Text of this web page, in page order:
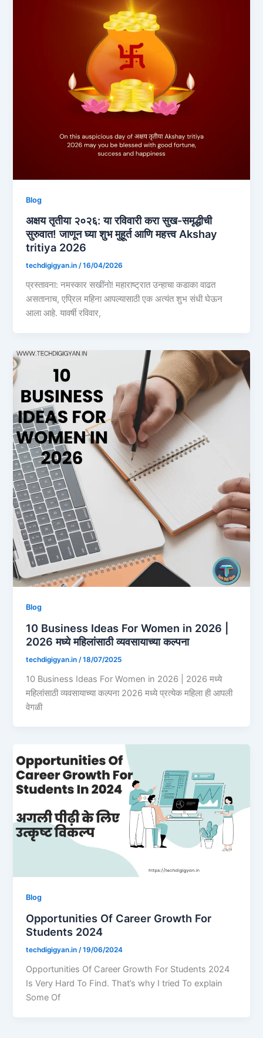
Blog
अक्षय तृतीया २०२६: या रविवारी करा सुख-समृद्धीची
सुरुवात! जाणून घ्या शुभ मुहूर्त आणि महत्त्व Akshay
tritiya 2026
techdigigyan.in/16/04/2026
प्रस्तावना: नमस्कार सखींनो! महाराष्ट्रात उन्हाचा कडाका वाढत
असतानाच, एप्रिल महिना आपल्यासाठी एक अत्यंत शुभ संधी घेऊन
आला आहे. यावर्षी रविवार,
Blog
10 Business Ideas For Women in 2026 |
2026 मध्ये महिलांसाठी व्यवसायाच्या कल्पना
techdigigyan.in /18/07/2025
10 Business Ideas For Women in 2026 | 2026 मध्ये
महिलांसाठी व्यवसायाच्या कल्पना 2026 मध्ये प्रत्येक महिला ही आपली
वेगळी
Blog
Opportunities Of Career Growth For
Students 2024
techdigigyan.in/19/06/2024
Opportunities Of Career Growth For Students 2024
Is Very Hard To Find. That’s why I tried To explain
Some Of